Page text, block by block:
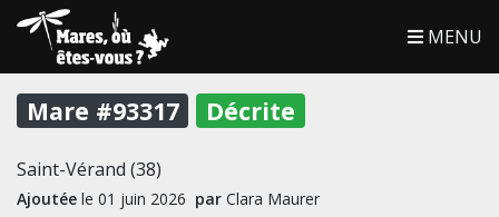
MENU
Mare #93317 Décrite
Saint-Vérand (38)
Ajoutée le 01 juin 2026 par Clara Maurer